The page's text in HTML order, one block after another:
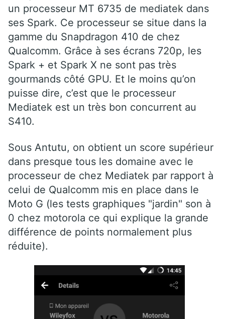
un processeur MT 6735 de mediatek dans
ses Spark. Ce processeur se situe dans la
gamme du Snapdragon 410 de chez
Qualcomm. Grâce à ses écrans 720p, les
Spark + et Spark X ne sont pas très
gourmands côté GPU. Et le moins qu’on
puisse dire, c’est que le processeur
Mediatek est un très bon concurrent au
S410.
Sous Antutu, on obtient un score supérieur
dans presque tous les domaine avec le
processeur de chez Mediatek par rapport à
celui de Qualcomm mis en place dans le
Moto G (les tests graphiques "jardin" son à
0 chez motorola ce qui explique la grande
différence de points normalement plus
réduite).